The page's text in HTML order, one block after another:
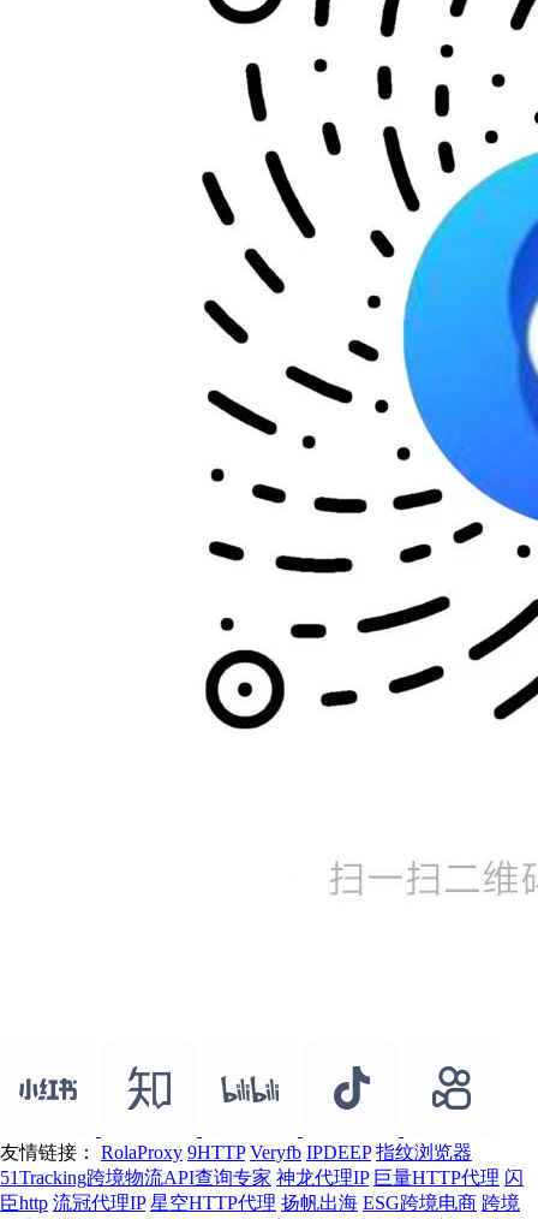
友情链接： RolaProxy 9HTTP Veryfb IPDEEP 指纹浏览器
51Tracking跨境物流API查询专家 神龙代理IP 巨量HTTP代理 闪
臣http 流冠代理IP 星空HTTP代理 扬帆出海 ESG跨境电商 跨境